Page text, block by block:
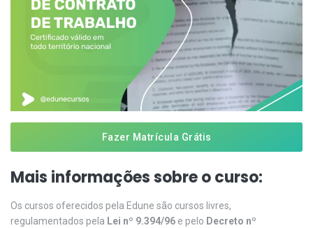
Fazer Matrícula Grátis
Mais informações sobre o curso:
Os cursos oferecidos pela Edune são cursos livres,
regulamentados pela Lei nº 9.394/96 e pelo Decreto nº